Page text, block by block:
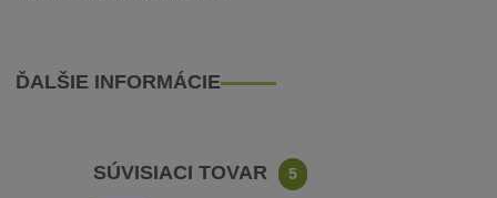
ĎALŠIE INFORMÁCIE
SÚVISIACI TOVAR 5